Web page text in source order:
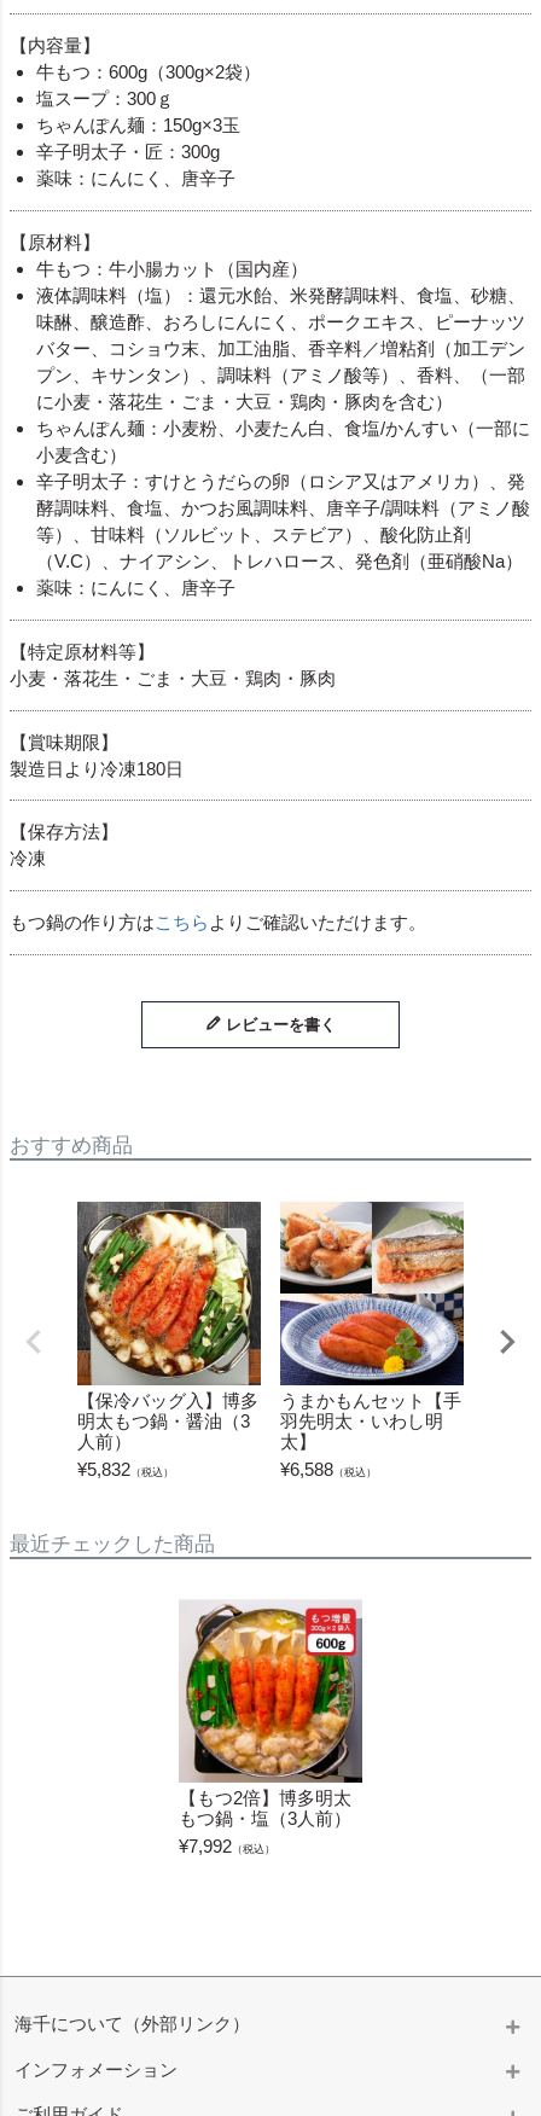
【内容量】
牛もつ：600g（300g×2袋）
塩スープ：300ｇ
ちゃんぽん麺：150g×3玉
辛子明太子・匠：300g
薬味：にんにく、唐辛子
【原材料】
牛もつ：牛小腸カット（国内産）
液体調味料（塩）：還元水飴、米発酵調味料、食塩、砂糖、
味醂、醸造酢、おろしにんにく、ポークエキス、ピーナッツ
バター、コショウ末、加工油脂、香辛料／増粘剤（加工デン
プン、キサンタン）、調味料（アミノ酸等）、香料、（一部
に小麦・落花生・ごま・大豆・鶏肉・豚肉を含む）
ちゃんぽん麺：小麦粉、小麦たん白、食塩/かんすい（一部に
小麦含む）
辛子明太子：すけとうだらの卵（ロシア又はアメリカ）、発
酵調味料、食塩、かつお風調味料、唐辛子/調味料（アミノ酸
等）、甘味料（ソルビット、ステビア）、酸化防止剤
（V.C）、ナイアシン、トレハロース、発色剤（亜硝酸Na）
薬味：にんにく、唐辛子
【特定原材料等】
小麦・落花生・ごま・大豆・鶏肉・豚肉
【賞味期限】
製造日より冷凍180日
【保存方法】
冷凍
もつ鍋の作り方はこちら よりご確認いただけます。
レビューを書く
おすすめ商品
【保冷バッグ入】博多
明太もつ鍋・醤油（3
人前）
¥5,832 （税込）
うまかもんセット【手
羽先明太・いわし明
太】
¥6,588 （税込）
最近チェックした商品
【もつ2倍】博多明太
もつ鍋・塩（3人前）
¥7,992 （税込）
海千について（外部リンク）
インフォメーション